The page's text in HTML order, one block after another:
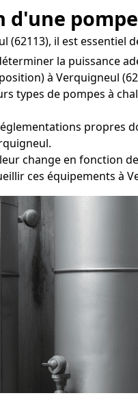
il est essentiel
la puissance
à Verquigneul
types de pompes à
propres
change en fonction
ces équipements à